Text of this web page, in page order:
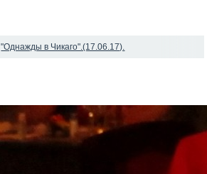
"Однажды в Чикаго".(17.06.17).